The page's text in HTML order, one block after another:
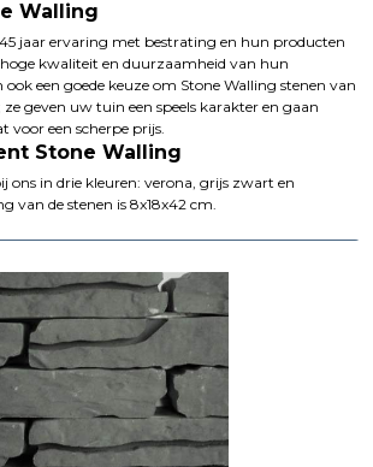
Walling
jaar ervaring met bestrating en hun producten
kwaliteit en duurzaamheid van hun
ook een goede keuze om Stone Walling stenen van
geven uw tuin een speels karakter en gaan
voor een scherpe prijs.
Stone Walling
ons in drie kleuren: verona, grijs zwart en
van de stenen is 8x18x42 cm.